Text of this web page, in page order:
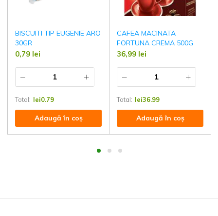
BISCUITI TIP EUGENIE ARO
30GR
0,79 lei
Total: lei0.79
Adaugă în coș
CAFEA MACINATA
FORTUNA CREMA 500G
36,99 lei
Total: lei36.99
Adaugă în coș